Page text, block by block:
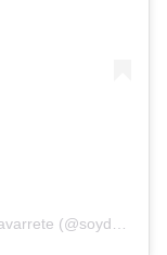
Una publicación compartida de Soy de Navarrete (@soydenavarrete096)